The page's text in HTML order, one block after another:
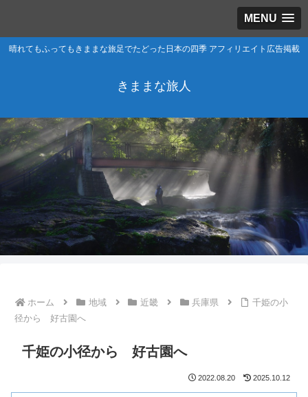
MENU
晴れてもふってもきままな旅足でたどった日本の四季 アフィリエイト広告掲載
きままな旅人
ホーム 地域 近畿 兵庫県
千姫の小
径から 好古園へ
千姫の小径から 好古園へ
2022.08.20 2025.10.12